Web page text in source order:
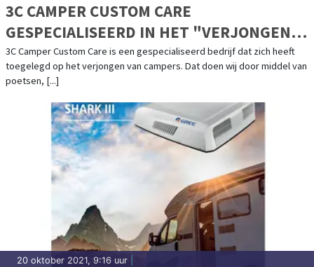
3C CAMPER CUSTOM CARE
GESPECIALISEERD IN HET "VERJONGEN"
VAN CAMPERS
3C Camper Custom Care is een gespecialiseerd bedrijf dat zich heeft
toegelegd op het verjongen van campers. Dat doen wij door middel van
poetsen, [...]
20 oktober 2021, 9:16 uur